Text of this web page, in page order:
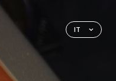
IT